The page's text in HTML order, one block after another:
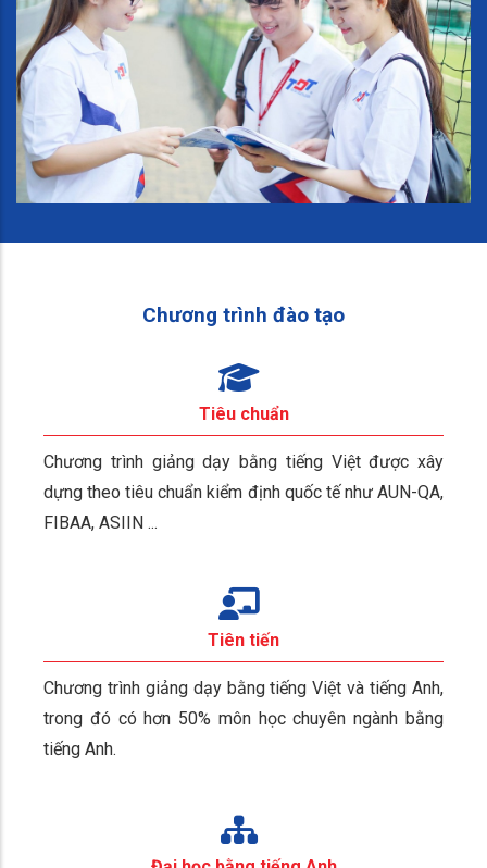
Chương trình đào tạo
Tiêu chuẩn
Chương trình giảng dạy bằng tiếng Việt được xây
dựng theo tiêu chuẩn kiểm định quốc tế như AUN-QA,
FIBAA, ASIIN ...
Tiên tiến
Chương trình giảng dạy bằng tiếng Việt và tiếng Anh,
trong đó có hơn 50% môn học chuyên ngành bằng
tiếng Anh.